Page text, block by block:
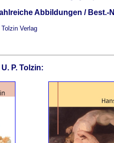
Abbildungen / Best.-
Verlag
P. Tolzin: